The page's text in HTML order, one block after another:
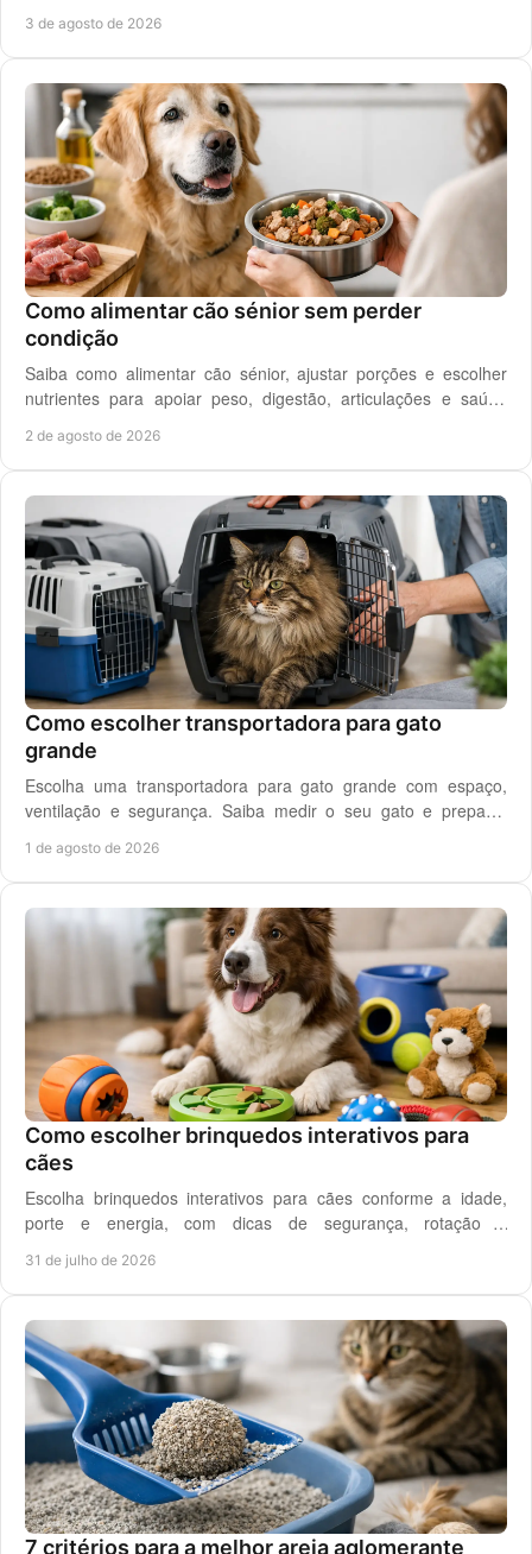
3 de agosto de 2026
Como alimentar cão sénior sem perder
condição
Saiba como alimentar cão sénior, ajustar porções e escolher
nutrientes para apoiar peso, digestão, articulações e saúde
2 de agosto de 2026
Como escolher transportadora para gato
grande
Escolha uma transportadora para gato grande com espaço,
ventilação e segurança. Saiba medir o seu gato e preparar
1 de agosto de 2026
Como escolher brinquedos interativos para
cães
Escolha brinquedos interativos para cães conforme a idade,
porte e energia, com dicas de segurança, rotação e
31 de julho de 2026
7 critérios para a melhor areia aglomerante